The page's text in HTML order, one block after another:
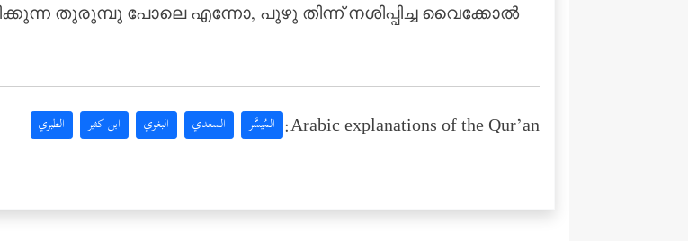
തുരുമ്പു പോലെ എന്നോ, പുഴു തിന്ന് നശിപ്പിച്ച വൈക്കോല്‍
Arabic explanations of the Qur’an: المُيسَّر السعدي البغوي ابن كثير الطبري